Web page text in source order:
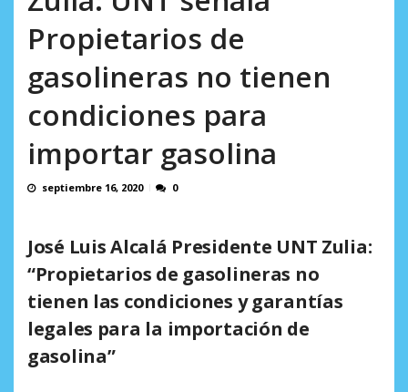
Propietarios de
gasolineras no tienen
condiciones para
importar gasolina
septiembre 16, 2020 0
José Luis Alcalá Presidente UNT Zulia:
“Propietarios de gasolineras no
tienen las condiciones y garantías
legales para la importación de
gasolina”